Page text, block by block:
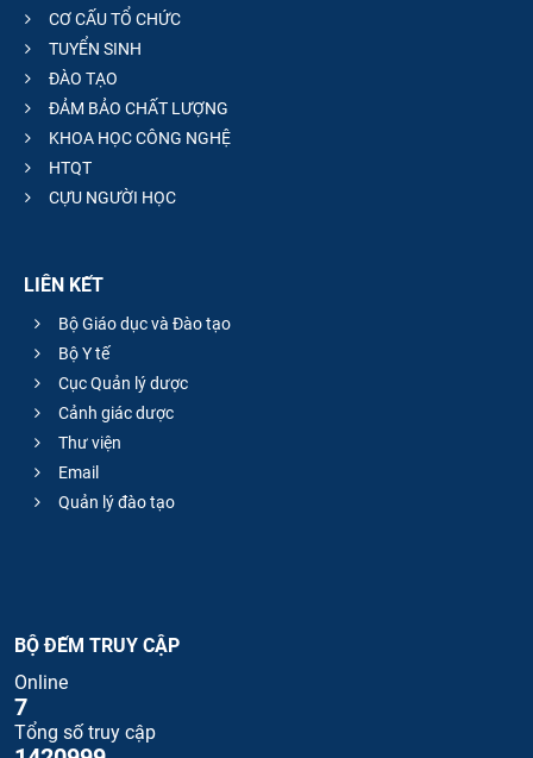
CƠ CẤU TỔ CHỨC
TUYỂN SINH
ĐÀO TẠO
ĐẢM BẢO CHẤT LƯỢNG
KHOA HỌC CÔNG NGHỆ
HTQT
CỰU NGƯỜI HỌC
LIÊN KẾT
Bộ Giáo dục và Đào tạo
Bộ Y tế
Cục Quản lý dược
Cảnh giác dược
Thư viện
Email
Quản lý đào tạo
BỘ ĐẾM TRUY CẬP
Online
7
Tổng số truy cập